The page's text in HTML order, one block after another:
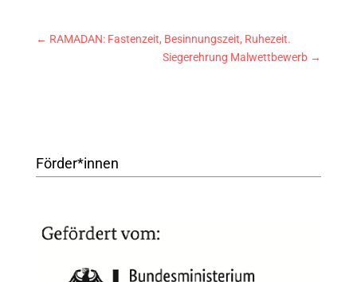
← RAMADAN: Fastenzeit, Besinnungszeit, Ruhezeit.
Siegerehrung Malwettbewerb →
Förder*innen